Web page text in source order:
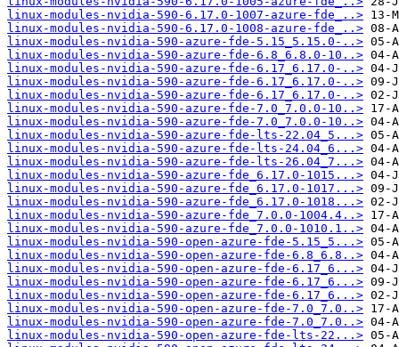
linux-modules-nvidia-590-6.17.0-1007-azure-fde_..>
linux-modules-nvidia-590-6.17.0-1008-azure-fde_..>
linux-modules-nvidia-590-azure-fde-5.15_5.15.0-..>
linux-modules-nvidia-590-azure-fde-6.8_6.8.0-10..>
linux-modules-nvidia-590-azure-fde-6.17_6.17.0-..>
linux-modules-nvidia-590-azure-fde-6.17_6.17.0-..>
linux-modules-nvidia-590-azure-fde-6.17_6.17.0-..>
linux-modules-nvidia-590-azure-fde-7.0_7.0.0-10..>
linux-modules-nvidia-590-azure-fde-7.0_7.0.0-10..>
linux-modules-nvidia-590-azure-fde-lts-22.04_5...>
linux-modules-nvidia-590-azure-fde-lts-24.04_6...>
linux-modules-nvidia-590-azure-fde-lts-26.04_7...>
linux-modules-nvidia-590-azure-fde_6.17.0-1015...>
linux-modules-nvidia-590-azure-fde_6.17.0-1017...>
linux-modules-nvidia-590-azure-fde_6.17.0-1018...>
linux-modules-nvidia-590-azure-fde_7.0.0-1004.4..>
linux-modules-nvidia-590-azure-fde_7.0.0-1010.1..>
linux-modules-nvidia-590-open-azure-fde-5.15_5...>
linux-modules-nvidia-590-open-azure-fde-6.8_6.8..>
linux-modules-nvidia-590-open-azure-fde-6.17_6...>
linux-modules-nvidia-590-open-azure-fde-6.17_6...>
linux-modules-nvidia-590-open-azure-fde-6.17_6...>
linux-modules-nvidia-590-open-azure-fde-7.0_7.0..>
linux-modules-nvidia-590-open-azure-fde-7.0_7.0..>
linux-modules-nvidia-590-open-azure-fde-lts-22...>